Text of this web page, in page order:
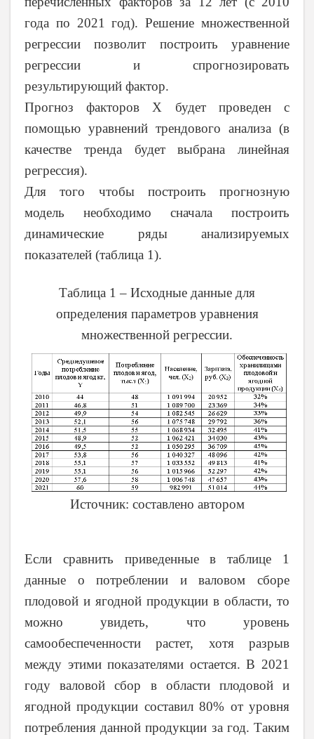
года по 2021 год). Решение множественной
регрессии позволит построить уравнение
регрессии и спрогнозировать
результирующий фактор.
Прогноз факторов Х будет проведен с
помощью уравнений трендового анализа (в
качестве тренда будет выбрана линейная
регрессия).
Для того чтобы построить прогнозную
модель необходимо сначала построить
динамические ряды анализируемых
показателей (таблица 1).
Таблица 1 – Исходные данные для
определения параметров уравнения
множественной регрессии.
Источник: составлено автором
Если сравнить приведенные в таблице 1
данные о потреблении и валовом сборе
плодовой и ягодной продукции в области, то
можно увидеть, что уровень
самообеспеченности растет, хотя разрыв
между этими показателями остается. В 2021
году валовой сбор в области плодовой и
ягодной продукции составил 80% от уровня
потребления данной продукции за год. Таким